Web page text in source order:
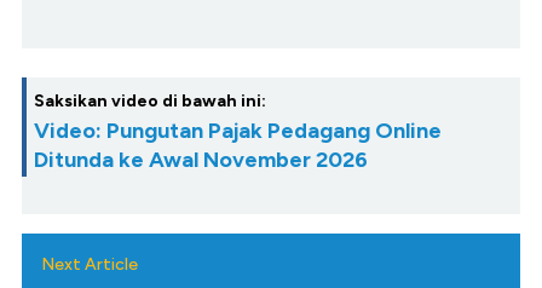
Saksikan video di bawah ini:
Video: Pungutan Pajak Pedagang Online
Ditunda ke Awal November 2026
Next Article